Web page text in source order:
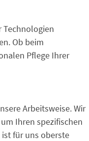
Technologien
Ob beim
Pflege Ihrer
Arbeitsweise. Wir
Ihren spezifischen
für uns oberste